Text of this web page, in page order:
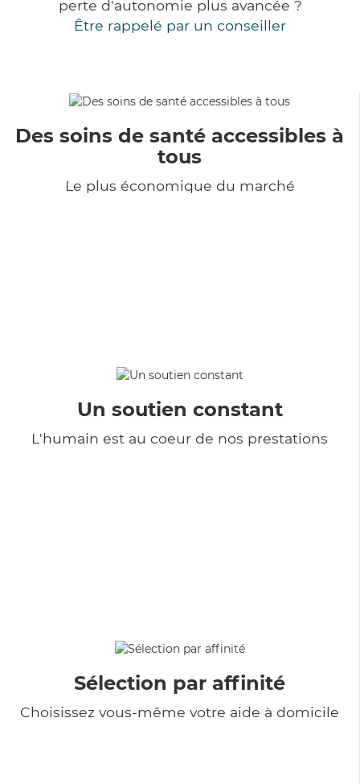
perte d'autonomie plus avancée ?
Être rappelé par un conseiller
Des soins de santé accessibles à
tous
Le plus économique du marché
Un soutien constant
L'humain est au coeur de nos prestations
Sélection par affinité
Choisissez vous-même votre aide à domicile